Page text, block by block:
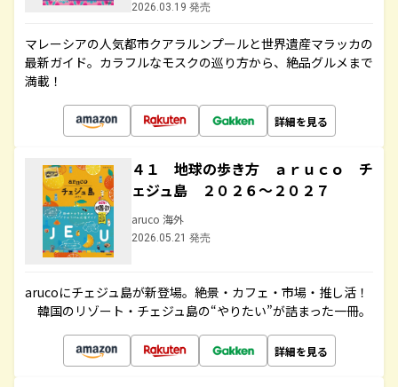
2026.03.19 発売
マレーシアの人気都市クアラルンプールと世界遺産マラッカの
最新ガイド。カラフルなモスクの巡り方から、絶品グルメまで
満載！
詳細を見る
４１ 地球の歩き方 ａｒｕｃｏ チ
ェジュ島 ２０２６～２０２７
aruco 海外
2026.05.21 発売
arucoにチェジュ島が新登場。絶景・カフェ・市場・推し活！
韓国のリゾート・チェジュ島の“やりたい”が詰まった一冊。
詳細を見る